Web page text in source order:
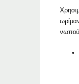
νωπού